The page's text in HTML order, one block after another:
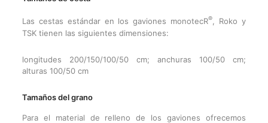
Las cestas estándar en los gaviones monotecR®, Roko y
TSK tienen las siguientes dimensiones:
longitudes 200/150/100/50 cm; anchuras 100/50 cm;
alturas 100/50 cm
Tamaños del grano
Para el material de relleno de los gaviones ofrecemos